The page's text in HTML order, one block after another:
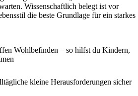
Wissenschaftlich belegt ist vor
die beste Grundlage für ein starkes
Wohlbefinden – so hilfst du Kindern,
kleine Herausforderungen sicher